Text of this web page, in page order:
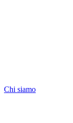
Chi siamo